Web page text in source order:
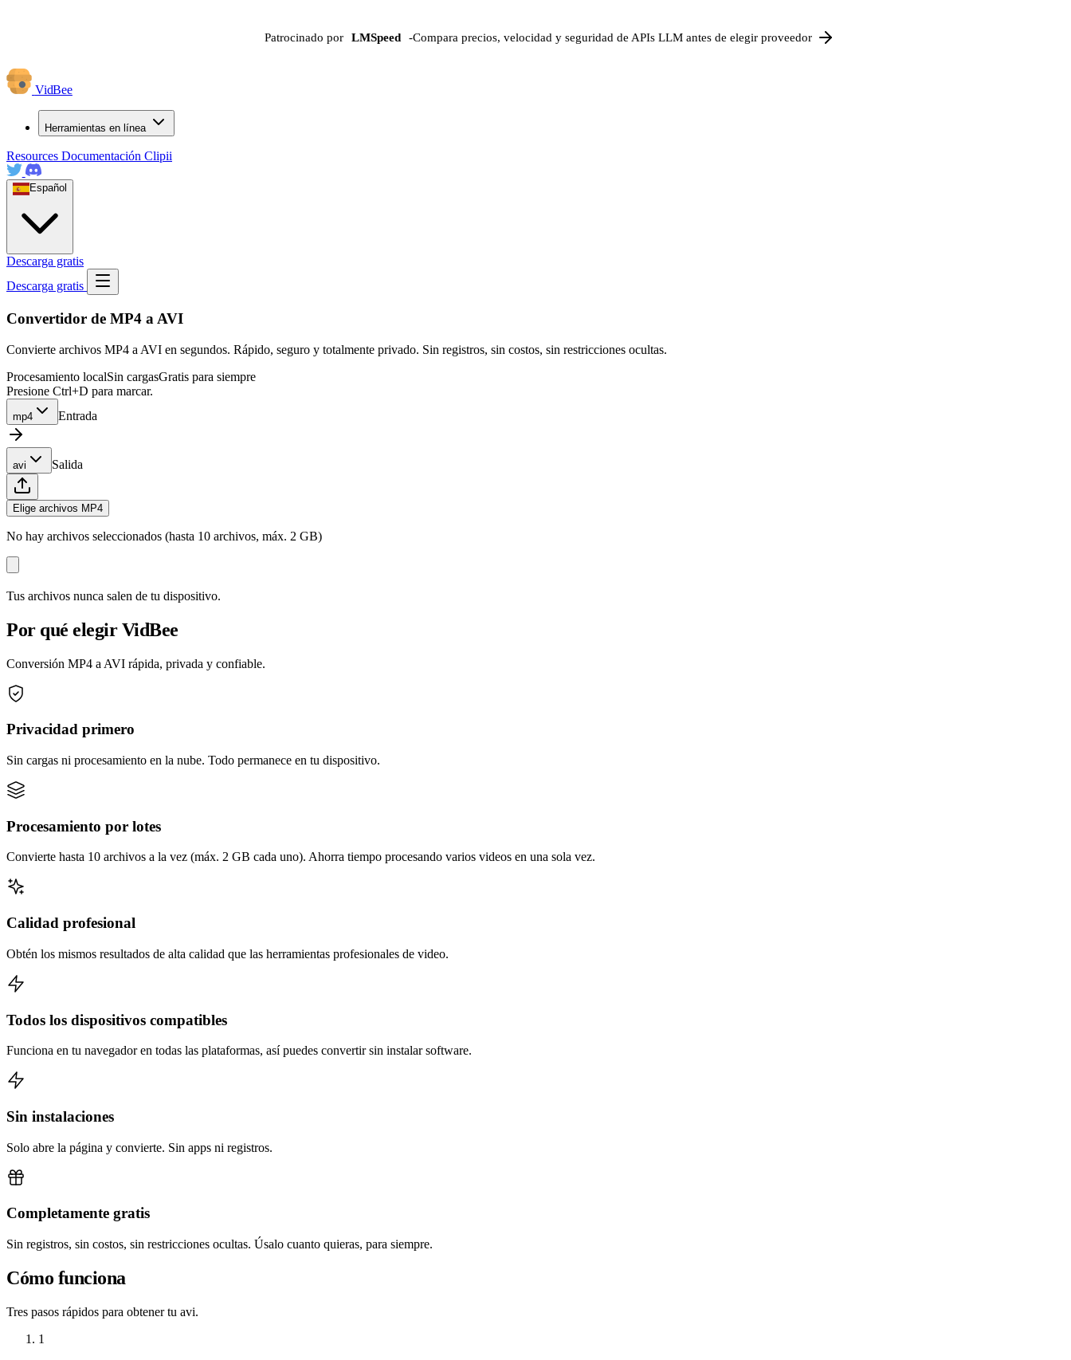
Patrocinado por LMSpeed -Compara precios, velocidad y seguridad de APIs LLM antes de elegir proveedor
VidBee
Herramientas en línea
Resources Documentación Clipii
Español
Descarga gratis
Descarga gratis
Convertidor de MP4 a AVI
Convierte archivos MP4 a AVI en segundos. Rápido, seguro y totalmente privado. Sin registros, sin costos, sin restricciones ocultas.
Procesamiento localSin cargasGratis para siempre
Presione Ctrl+D para marcar.
mp4 Entrada
avi Salida
Elige archivos MP4
No hay archivos seleccionados (hasta 10 archivos, máx. 2 GB)
Tus archivos nunca salen de tu dispositivo.
Por qué elegir VidBee
Conversión MP4 a AVI rápida, privada y confiable.
Privacidad primero
Sin cargas ni procesamiento en la nube. Todo permanece en tu dispositivo.
Procesamiento por lotes
Convierte hasta 10 archivos a la vez (máx. 2 GB cada uno). Ahorra tiempo procesando varios videos en una sola vez.
Calidad profesional
Obtén los mismos resultados de alta calidad que las herramientas profesionales de video.
Todos los dispositivos compatibles
Funciona en tu navegador en todas las plataformas, así puedes convertir sin instalar software.
Sin instalaciones
Solo abre la página y convierte. Sin apps ni registros.
Completamente gratis
Sin registros, sin costos, sin restricciones ocultas. Úsalo cuanto quieras, para siempre.
Cómo funciona
Tres pasos rápidos para obtener tu avi.
1